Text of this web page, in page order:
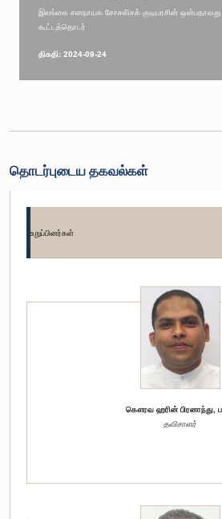
இலங்கை சனநாயக சோசலிசக் குடியரசின்
கூட்டத்தொடர்
திகதி: 2024-09-24
தொடர்புடைய தகவல்கள்
உறுப்பினர்கள்
கௌரவ ஹரின் பிரனாந்து,
தவிசாளர்